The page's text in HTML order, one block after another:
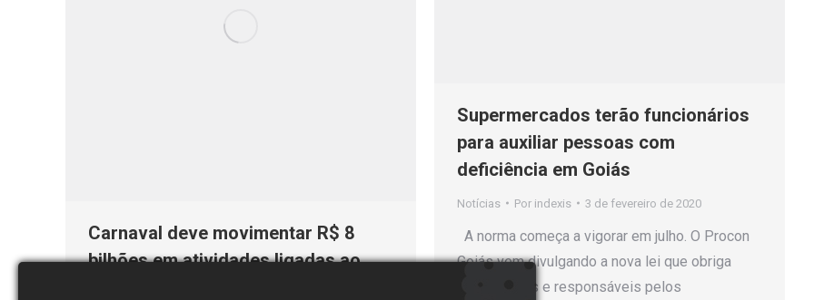
Carnaval deve movimentar R$ 8
bilhões em atividades ligadas ao
Supermercados terão funcionários
para auxiliar pessoas com
deficiência em Goiás
Notícias Por indexis 3 de fevereiro de 2020
A norma começa a vigorar em julho. O Procon
Goiás vem divulgando a nova lei que obriga
proprietários e responsáveis pelos